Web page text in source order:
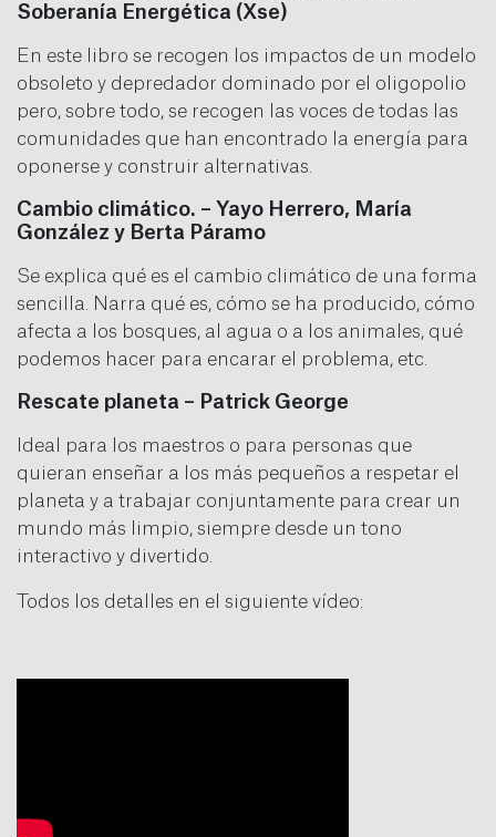
Soberanía Energética (Xse)
En este libro se recogen los impactos de un modelo
obsoleto y depredador dominado por el oligopolio
pero, sobre todo, se recogen las voces de todas las
comunidades que han encontrado la energía para
oponerse y construir alternativas.
Cambio climático. – Yayo Herrero, María
González y Berta Páramo
Se explica qué es el cambio climático de una forma
sencilla. Narra qué es, cómo se ha producido, cómo
afecta a los bosques, al agua o a los animales, qué
podemos hacer para encarar el problema, etc.
Rescate planeta – Patrick George
Ideal para los maestros o para personas que
quieran enseñar a los más pequeños a respetar el
planeta y a trabajar conjuntamente para crear un
mundo más limpio, siempre desde un tono
interactivo y divertido.
Todos los detalles en el siguiente vídeo: